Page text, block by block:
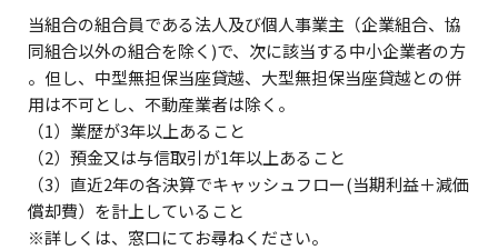
当組合の組合員である法人及び個人事業主（企業組合、協
同組合以外の組合を除く)で、次に該当する中小企業者の方
。但し、中型無担保当座貸越、大型無担保当座貸越との併
用は不可とし、不動産業者は除く。
（1）業歴が3年以上あること
（2）預金又は与信取引が1年以上あること
（3）直近2年の各決算でキャッシュフロー(当期利益＋減価
償却費）を計上していること
※詳しくは、窓口にてお尋ねください。